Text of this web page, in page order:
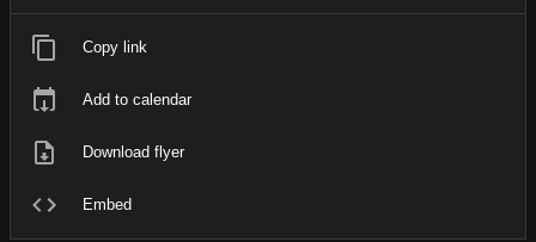
Copy link
Add to calendar
Download flyer
Embed